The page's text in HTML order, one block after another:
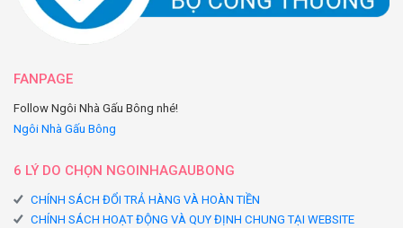
FANPAGE
Follow Ngôi Nhà Gấu Bông nhé!
Ngôi Nhà Gấu Bông
6 LÝ DO CHỌN NGOINHAGAUBONG
CHÍNH SÁCH ĐỔI TRẢ HÀNG VÀ HOÀN TIỀN
CHÍNH SÁCH HOẠT ĐỘNG VÀ QUY ĐỊNH CHUNG TẠI WEBSITE